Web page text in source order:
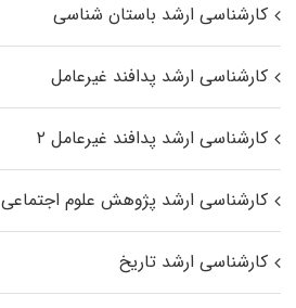
کارشناسی ارشد باستان شناسی
کارشناسی ارشد پدافند غیرعامل
کارشناسی ارشد پدافند غیرعامل ۲
کارشناسی ارشد پژوهش علوم اجتماعی
کارشناسی ارشد تاریخ